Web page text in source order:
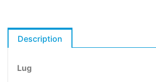
Description
Lug